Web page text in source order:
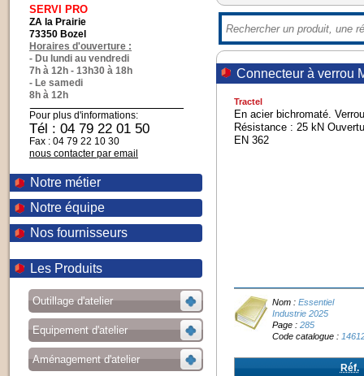
SERVI PRO
ZA la Prairie
73350 Bozel
Horaires d'ouverture :
- Du lundi au vendredi
7h à 12h - 13h30 à 18h
- Le samedi
8h à 12h
Pour plus d'informations:
Tél : 04 79 22 01 50
Fax : 04 79 22 10 30
nous contacter par email
Notre métier
Notre équipe
Nos fournisseurs
Les Produits
Outillage d'atelier
Equipement d'atelier
Aménagement d'atelier
Connecteur à verrou
Tractel
En acier bichromaté.
Résistance : 25 kN
EN 362
Nom :Essentiel
Industrie 2025
Page :285
Code catalogue :
Réf.